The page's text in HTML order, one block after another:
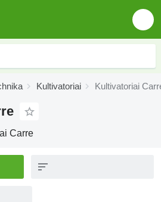
Kultivatoriai Kultivatoriai
Carre